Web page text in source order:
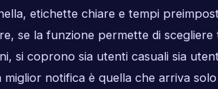
etichette chiare e tempi
se la funzione permette di
si coprono sia utenti casuali sia
miglior notifica è quella che arriva